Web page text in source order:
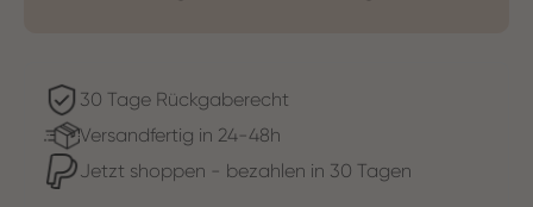
30 Tage Rückgaberecht
Versandfertig in 24-48h
Jetzt shoppen - bezahlen in 30 Tagen